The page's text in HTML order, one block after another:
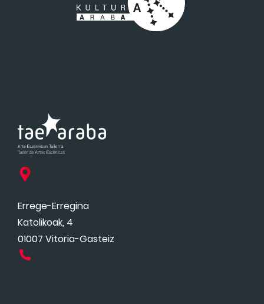
Errege-Erregina
Katolikoak, 4
01007 Vitoria-Gasteiz